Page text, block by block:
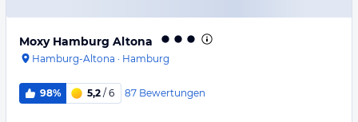
Moxy Hamburg Altona
Hamburg-Altona · Hamburg
98% 5,2 / 6 87 Bewertungen